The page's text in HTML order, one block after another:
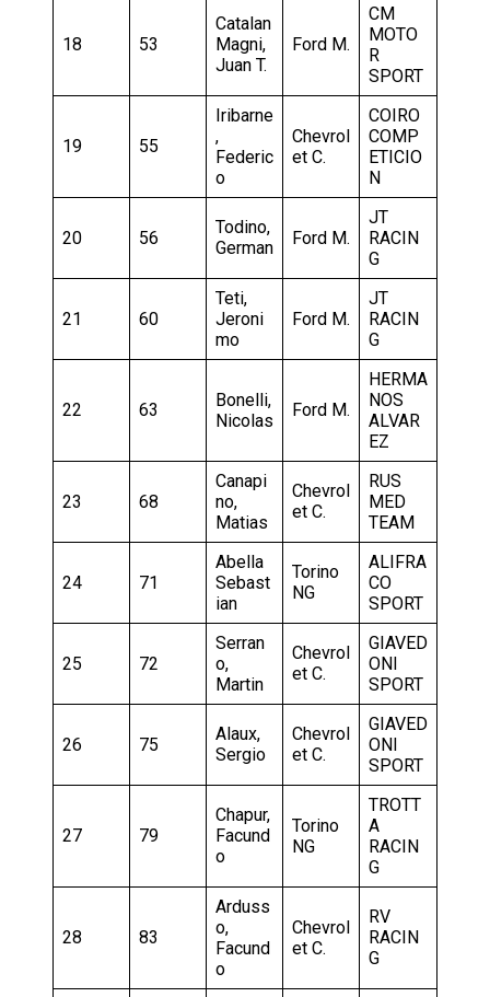
18 53
Catalan
Magni,
Juan T.
Ford M.
CM
MOTO
R
SPORT
19 55
Iribarne
,
Federic
o
Chevrol
et C.
COIRO
COMP
ETICIO
N
20 56
Todino,
German
Ford M.
JT
RACIN
G
21 60
Teti,
Jeroni
mo
Ford M.
JT
RACIN
G
22 63
Bonelli,
Nicolas
Ford M.
HERMA
NOS
ALVAR
EZ
23 68
Canapi
no,
Matias
Chevrol
et C.
RUS
MED
TEAM
24 71
Abella
Sebast
ian
Torino
NG
ALIFRA
CO
SPORT
25 72
Serran
o,
Martin
Chevrol
et C.
GIAVED
ONI
SPORT
26 75
Alaux,
Sergio
Chevrol
et C.
GIAVED
ONI
SPORT
27 79
Chapur,
Facund
o
Torino
NG
TROTT
A
RACIN
G
28 83
Arduss
o,
Facund
o
Chevrol
et C.
RV
RACIN
G